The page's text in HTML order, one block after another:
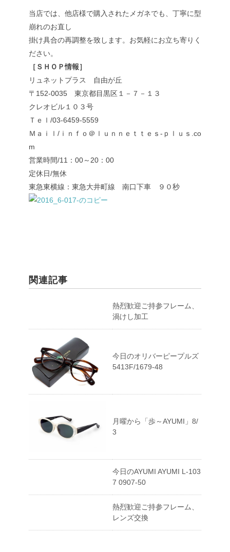
当店では、他店様で購入されたメガネでも、丁寧に型
崩れのお直し
掛け具合の再調整を致します。お気軽にお立ち寄りく
ださい。
［ＳＨＯＰ情報］
リュネットプラス 自由が丘
〒152-0035 東京都目黒区１－７－１３
クレオビル１０３号
Ｔｅｌ/03-6459-5559
Ｍａｉｌ/ｉｎｆｏ＠ｌｕｎｎｅｔｔｅｓ-ｐｌｕｓ.co
m
営業時間/11：00～20：00
定休日/無休
東急東横線：東急大井町線 南口下車 ９０秒
関連記事
熱烈歓迎ご持参フレーム、
渦けし加工
今日のオリバーピープルズ
5413F/1679-48
月曜から「歩～AYUMI」8/
3
今日のAYUMI AYUMI L-103
7 0907-50
熱烈歓迎ご持参フレーム、
レンズ交換